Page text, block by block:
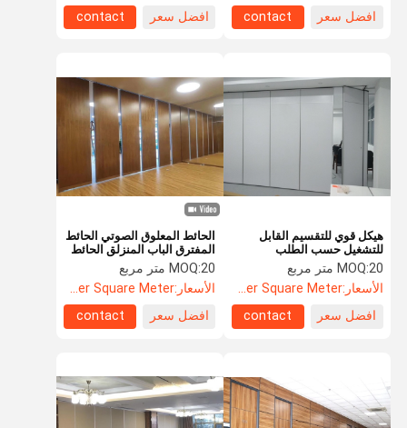
افضل سعر
contact
افضل سعر
contact
الحائط المعلوق الصوتي الحائط
المفترق الباب المنزلق الحائط
القابل للإزالة
MOQ:20 متر مربع
الأسعار:US$88.5 Per Square Meter
افضل سعر
contact
هيكل قوي للتقسيم القابل
للتشغيل حسب الطلب
MOQ:20 متر مربع
الأسعار:US$105.8 Per Square Meter
افضل سعر
contact